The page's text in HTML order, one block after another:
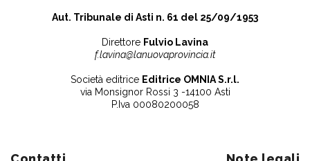
Aut. Tribunale di Asti n. 61 del 25/09/1953
Direttore Fulvio Lavina
f.lavina@lanuovaprovincia.it
Società editrice Editrice OMNIA S.r.l.
via Monsignor Rossi 3 -14100 Asti
P.Iva 00080200058